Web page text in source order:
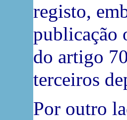
registo,
publicação
do artigo
terceiros
Por outro